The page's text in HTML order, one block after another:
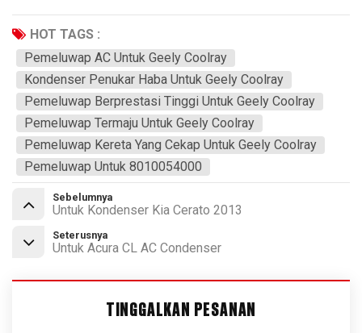
HOT TAGS :
Pemeluwap AC Untuk Geely Coolray
Kondenser Penukar Haba Untuk Geely Coolray
Pemeluwap Berprestasi Tinggi Untuk Geely Coolray
Pemeluwap Termaju Untuk Geely Coolray
Pemeluwap Kereta Yang Cekap Untuk Geely Coolray
Pemeluwap Untuk 8010054000
Sebelumnya
Untuk Kondenser Kia Cerato 2013
Seterusnya
Untuk Acura CL AC Condenser
TINGGALKAN PESANAN